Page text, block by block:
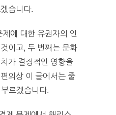
습니다.
에 대한 유권자의 인
이고, 두 번째는 문화
가 결정적인 영향을
의상 이 글에서는 줄
부르겠습니다.